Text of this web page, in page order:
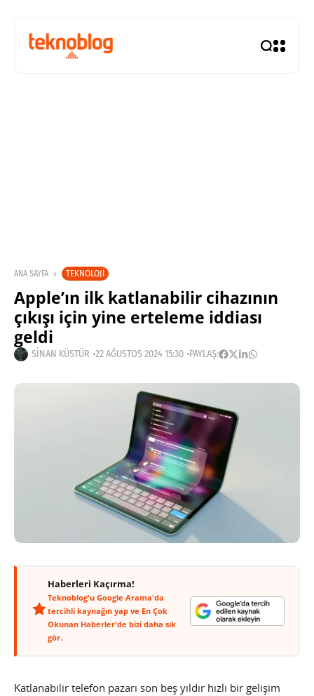
ANA SAYFA TEKNOLOJI
Apple’ın ilk katlanabilir cihazının
çıkışı için yine erteleme iddiası
geldi
SINAN KÜSTÜR 22 AĞUSTOS 2024 15:30 PAYLAŞ:
Haberleri Kaçırma!
Teknoblog'u Google Arama'da
tercihli kaynağın yap ve En Çok
Okunan Haberler'de bizi daha sık
gör.
Katlanabilir telefon pazarı son beş yıldır hızlı bir gelişim